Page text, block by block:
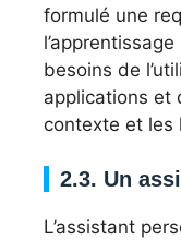
formulé une
besoins de
applications et
contexte et les
2.3. Un
L’assistant